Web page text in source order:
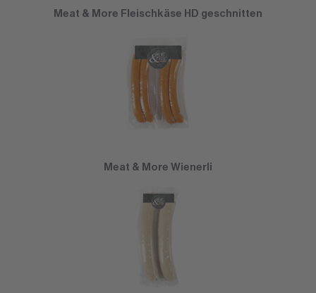
Meat & More Fleischkäse HD geschnitten
Meat & More Wienerli